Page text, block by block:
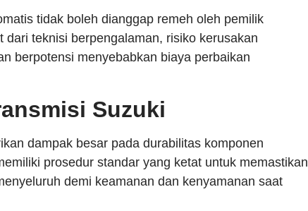
tidak boleh dianggap remeh oleh pemilik
teknisi berpengalaman, risiko kerusakan
berpotensi menyebabkan biaya perbaikan
Suzuki
dampak besar pada durabilitas komponen
prosedur standar yang ketat untuk memastikan
demi keamanan dan kenyamanan saat